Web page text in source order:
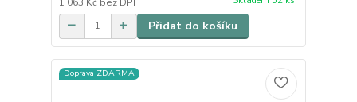
Přidat do košíku
Doprava ZDARMA